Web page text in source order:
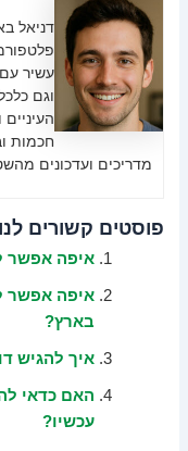
עשיר
וגם
חכמות
מדריכים ועדכונים
פוסטים קשורים
איפה אפשר
איפה אפשר
בארץ?
איך להגיש
עכשיו?